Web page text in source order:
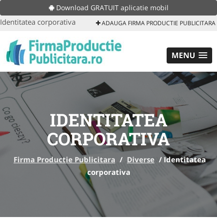
Download GRATUIT aplicatie mobil
Identitatea corporativa ADAUGA FIRMA PRODUCTIE PUBLICITARA
MENU
IDENTITATEA
CORPORATIVA
Firma Productie Publicitara / Diverse / Identitatea
corporativa